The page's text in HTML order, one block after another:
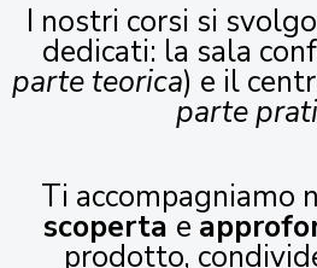
I nostri corsi si
dedicati: la sala
parte teorica) e il
parte
Ti accompagniamo
scoperta e
prodotto,